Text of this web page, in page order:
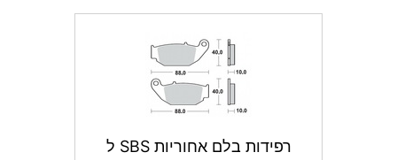
רפידות בלם אחוריות SBS ל